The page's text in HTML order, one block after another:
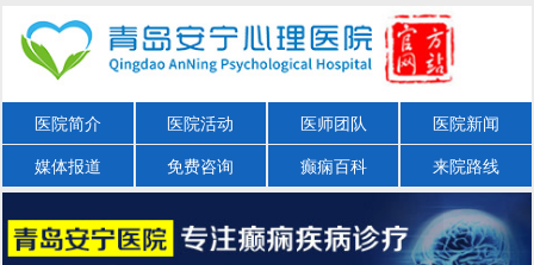
医院简介 医院活动 医师团队 医院新闻
媒体报道 免费咨询 癫痫百科 来院路线